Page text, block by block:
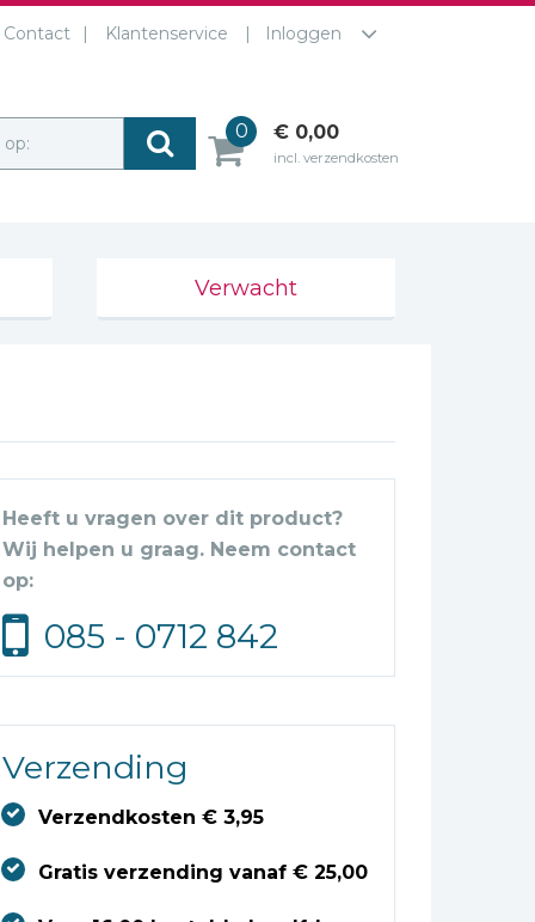
Contact Klantenservice Inloggen
op:
0 € 0,00
incl. verzendkosten
Verwacht
Heeft u vragen over dit product?
Wij helpen u graag. Neem contact
op:
085 - 0712 842
Verzending
Verzendkosten € 3,95
Gratis verzending vanaf € 25,00